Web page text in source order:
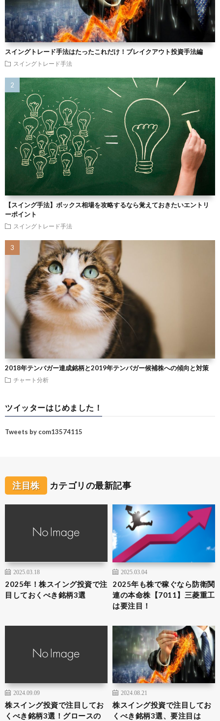
スイングトレード手法はたったこれだけ！ブレイクアウト投資手法編
スイングトレード手法
【スイング手法】ボックス相場を攻略するなら覚えておきたいエントリ
ーポイント
スイングトレード手法
2018年テンバガー達成銘柄と2019年テンバガー候補株への傾向と対策
チャート分析
ツイッターはじめました！
Tweets by com13574115
注目株 カテゴリの最新記事
2025.03.18
2025年！株スイング投資で注
目しておくべき銘柄3選
2025.03.04
2025年も株で稼ぐなら防衛関
連の本命株【7011】三菱重工
は要注目！
2024.09.09
株スイング投資で注目してお
くべき銘柄3選！グロースの
2024.08.21
株スイング投資で注目してお
くべき銘柄3選、要注目は